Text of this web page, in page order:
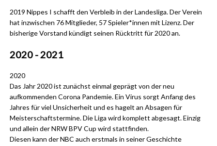
2019 Nippes I schafft den Verbleib in der Landesliga. Der Verein
hat inzwischen 76 Mitglieder, 57 Spieler*innen mit Lizenz. Der
bisherige Vorstand kündigt seinen Rücktritt für 2020 an.
2020 - 2021
2020
Das Jahr 2020 ist zunächst einmal geprägt von der neu
aufkommenden Corona Pandemie. Ein Virus sorgt Anfang des
Jahres für viel Unsicherheit und es hagelt an Absagen für
Meisterschaftstermine. Die Liga wird komplett abgesagt. Einzig
und allein der NRW BPV Cup wird stattfinden.
Diesen kann der NBC auch erstmals in seiner Geschichte